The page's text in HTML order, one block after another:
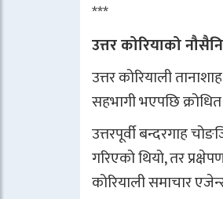
***
उत्तर कोरियाको
उत्तर कोरियाली
सहभागी भएपछि
उत्तरपूर्वी बन्दरगाह
गरिएको थियो, तर
कोरियाली समाचार